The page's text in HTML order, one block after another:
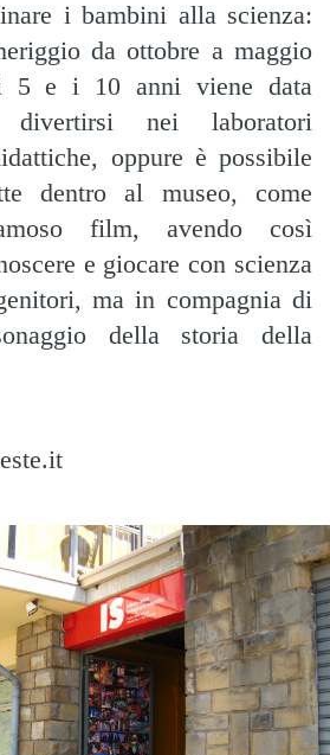
i bambini alla scienza:
da ottobre a maggio
5 e i 10 anni viene data
divertirsi nei laboratori
oppure è possibile
dentro al museo, come
film, avendo così
e giocare con scienza
ma in compagnia di
della storia della